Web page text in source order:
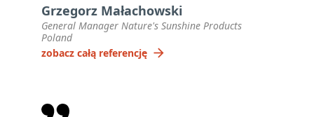
Grzegorz Małachowski
General Manager Nature's Sunshine Products
Poland
zobacz całą referencję arrow_forward